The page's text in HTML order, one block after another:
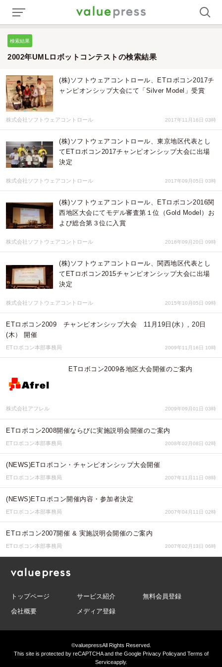
検索結果
2002年UMLロボットコンテストの検索結果
(株)ソフトウェアコントロール、ETロボコン2017チ
ャンピオンシップ大会にて「Silver Model」受賞
株式会社ソフトウェアコントロール 2017年11月16日 03時
(株)ソフトウェアコントロール、東京地区代表とし
てETロボコン2017チャンピオンシップ大会に出場
決定
株式会社ソフトウェアコントロール 2017年09月05日 03時
(株)ソフトウェアコントロール、ETロボコン2016関
西地区大会にてモデル審査第１位（Gold Model）お
よび総合第３位に入賞
株式会社ソフトウェアコントロール 2016年09月20日 09時
(株)ソフトウェアコントロール、関西地区代表とし
てETロボコン2015チャンピオンシップ大会に出場
決定
株式会社ソフトウェアコントロール 2015年10月05日 09時
ETロボコン2009 チャンピオンシップ大会 11月19日(水）, 20日
(木） 開催
ETロボコン本部事務局 2009年11月16日 10時
ETロボコン2009各地区大会開催のご案内
株式会社アフレル 2009年09月01日 03時
ETロボコン2008開催ならびに実施説明会開催のご案内
ETロボコン本部事務局 2008年02月08日 02時
(NEWS)ETロボコン・チャンピオンシップ大会開催
ETロボコン本部事務局 2007年11月11日 08時
(NEWS)ETロボコン開催内容・参加者決定
ETロボコン本部事務局 2007年04月11日 02時
ETロボコン2007開催 & 実施説明会開催のご案内
ETロボコン本部事務局 2007年02月13日 06時
トップページ サービス紹介
無料会員登録
会社概要
メディア登録
©valuepressAll Rights Reserved.
This site is protected by reCAPTCHA and the GooglePrivacy Policyand Terms of
Serviceapply.